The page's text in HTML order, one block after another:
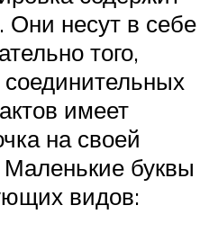
Они несут в себе
того,
соединительных
имеет
на своей
Маленькие буквы
видов: